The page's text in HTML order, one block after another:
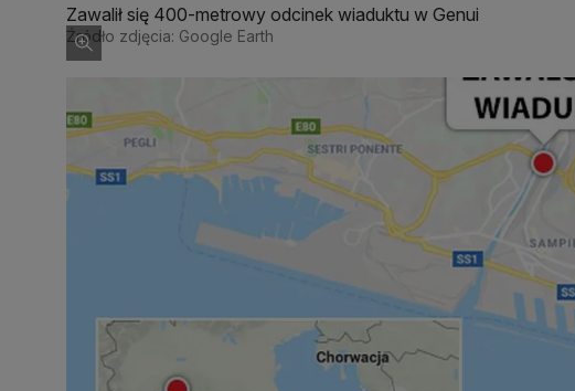
Zawalił się 400-metrowy odcinek wiaduktu w Genui
Źródło zdjęcia: Google Earth